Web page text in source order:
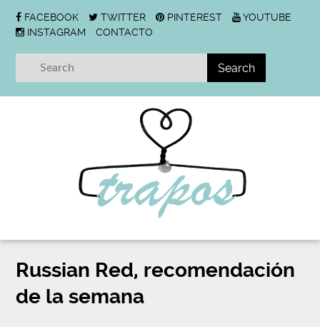
FACEBOOK TWITTER PINTEREST
YOUTUBE
INSTAGRAM
CONTACTO
Russian Red, recomendación
de la semana